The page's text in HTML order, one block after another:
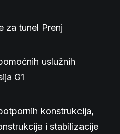
za tunel Prenj
uslužnih
G1
konstrukcija,
i stabilizacije